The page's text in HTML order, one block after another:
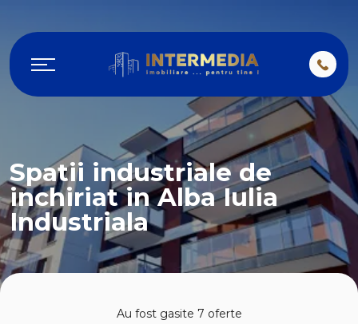
Spatii industriale de
inchiriat in Alba Iulia
Industriala
Au fost gasite 7 oferte